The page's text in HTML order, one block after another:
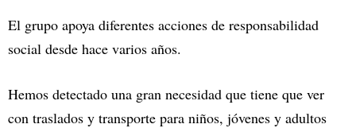
El grupo apoya diferentes acciones de responsabilidad
social desde hace varios años.
Hemos detectado una gran necesidad que tiene que ver
con traslados y transporte para niños, jóvenes y adultos